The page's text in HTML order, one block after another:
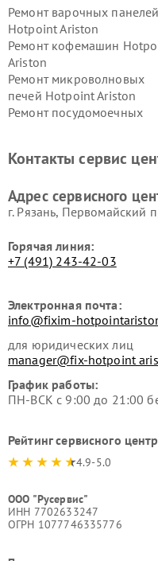
Ремонт варочных панелей
Hotpoint Ariston
Ремонт кофемашин
Ariston
Ремонт микроволновых
печей Hotpoint Ariston
Ремонт посудомоечных
Hotpoint Ariston
Ariston
Контакты сервис
Адрес сервисного
г. Рязань, Первомайский
Горячая линия:
+7 (491) 243-42-03
Электронная почта:
info@fixim-
для юридических лиц
manager@fix-hotpoint
График работы:
ПН-ВСК с 9:00 до 21:00
Рейтинг сервисного
4.9-5.0
ООО "Русервис"
ИНН 7702633247
ОГРН 1077746335776